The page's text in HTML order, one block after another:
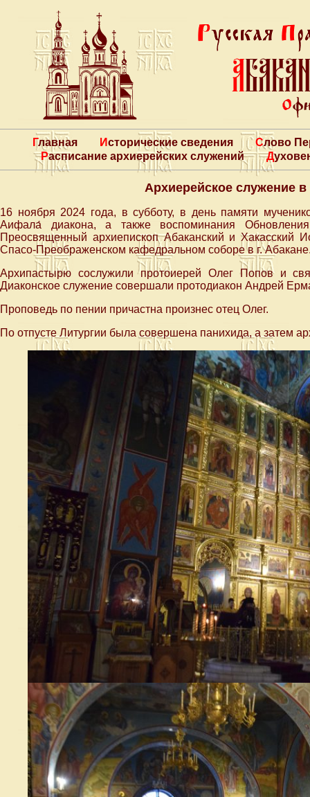
Главная Исторические сведения
Слово
Расписание архиерейских служений
Архиерейское служение
16 ноября 2024 года, в субботу, в день памяти
Аифала́ диакона, а также воспоминания
Преосвященный архиепископ Абаканский и Хакасский
Спасо-Преображенском кафедральном соборе в г.
Архипастырю сослужили протоиерей Олег Попов и
Диаконское служение совершали протодиакон Андрей
Проповедь по пении причастна произнес отец Олег.
По отпусте Литургии была совершена панихида, а затем